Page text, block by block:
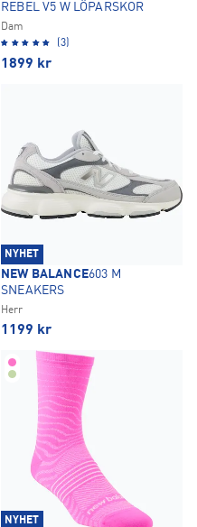
REBEL V5 W LÖPARSKOR
Dam
(3)
1899 kr
NYHET
NEW BALANCE603 M
SNEAKERS
Herr
1199 kr
NYHET